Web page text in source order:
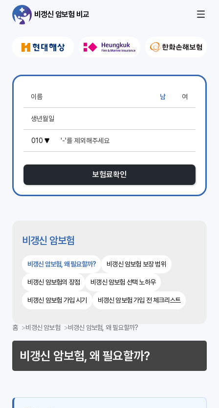
비갱신 암보험 비교
남 여
보험료확인
비갱신 암보험
비갱신 암보험, 왜 필요할까? 비갱신 암보험 보장 범위
비갱신 암보험의 장점 비갱신 암보험 선택 노하우
비갱신 암보험 가입 시기 비갱신 암보험 가입 전 체크리스트
홈 비갱신 암보험 비갱신 암보험, 왜 필요할까?
비갱신 암보험, 왜 필요할까?